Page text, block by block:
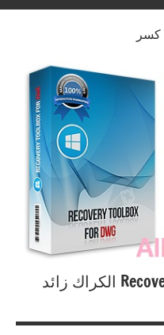
Recovery Toolbox for DWG 2.5.2.0 الكراك زائد